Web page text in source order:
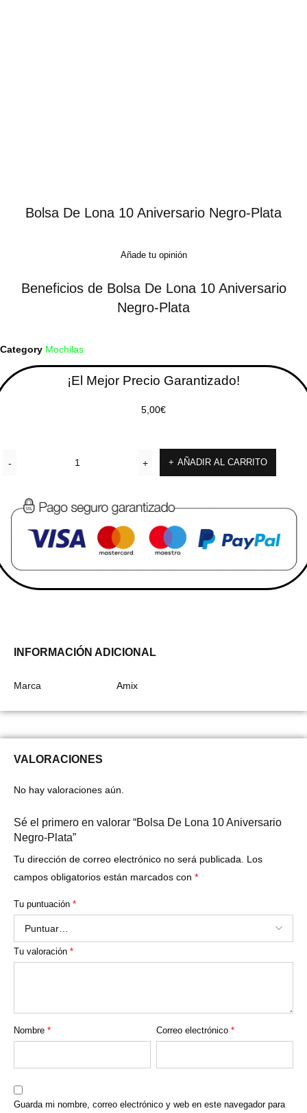
Bolsa De Lona 10 Aniversario Negro-Plata
Añade tu opinión
Beneficios de Bolsa De Lona 10 Aniversario
Negro-Plata
Category Mochilas
¡El Mejor Precio Garantizado!
5,00€
AÑADIR AL CARRITO
INFORMACIÓN ADICIONAL
Marca Amix
VALORACIONES
No hay valoraciones aún.
Sé el primero en valorar “Bolsa De Lona 10 Aniversario
Negro-Plata”
Tu dirección de correo electrónico no será publicada.
Los
campos obligatorios están marcados con *
Tu puntuación *
Tu valoración *
Nombre * Correo electrónico*
Guarda mi nombre, correo electrónico y web en este navegador para